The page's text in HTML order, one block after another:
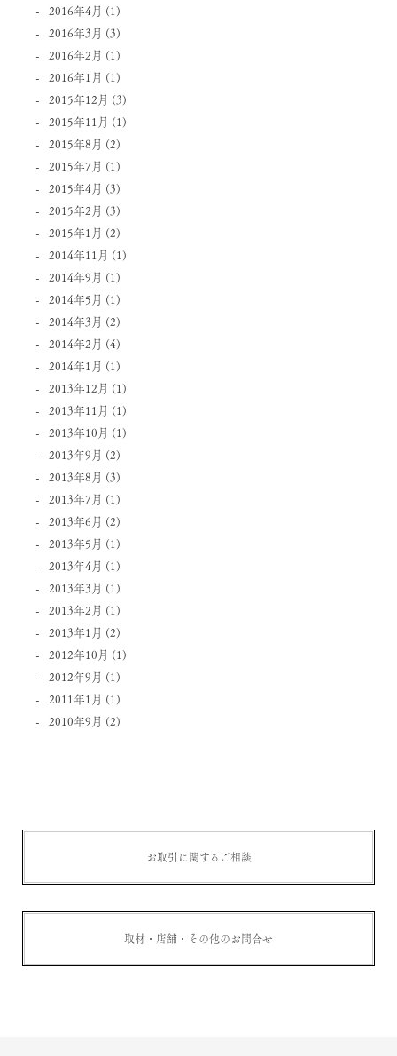
2016年4月 (1)
2016年3月 (3)
2016年2月 (1)
2016年1月 (1)
2015年12月 (3)
2015年11月 (1)
2015年8月 (2)
2015年7月 (1)
2015年4月 (3)
2015年2月 (3)
2015年1月 (2)
2014年11月 (1)
2014年9月 (1)
2014年5月 (1)
2014年3月 (2)
2014年2月 (4)
2014年1月 (1)
2013年12月 (1)
2013年11月 (1)
2013年10月 (1)
2013年9月 (2)
2013年8月 (3)
2013年7月 (1)
2013年6月 (2)
2013年5月 (1)
2013年4月 (1)
2013年3月 (1)
2013年2月 (1)
2013年1月 (2)
2012年10月 (1)
2012年9月 (1)
2011年1月 (1)
2010年9月 (2)
お取引に関するご相談
取材・店舗・その他のお問合せ